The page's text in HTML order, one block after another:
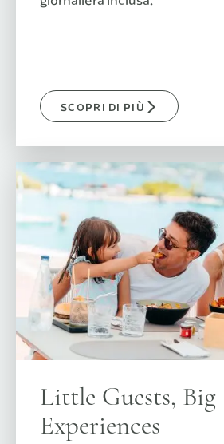
SCOPRI DI PIÙ
Little Guests, Big
Experiences